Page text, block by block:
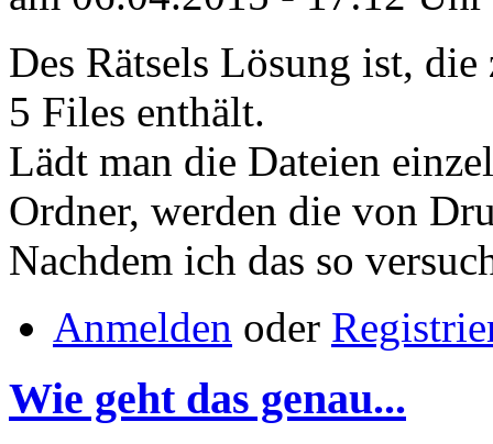
Des Rätsels Lösung ist,
5 Files enthält.
Lädt man die Dateien
Ordner, werden die von
Nachdem ich das so
Anmelden oder
Wie geht das genau...